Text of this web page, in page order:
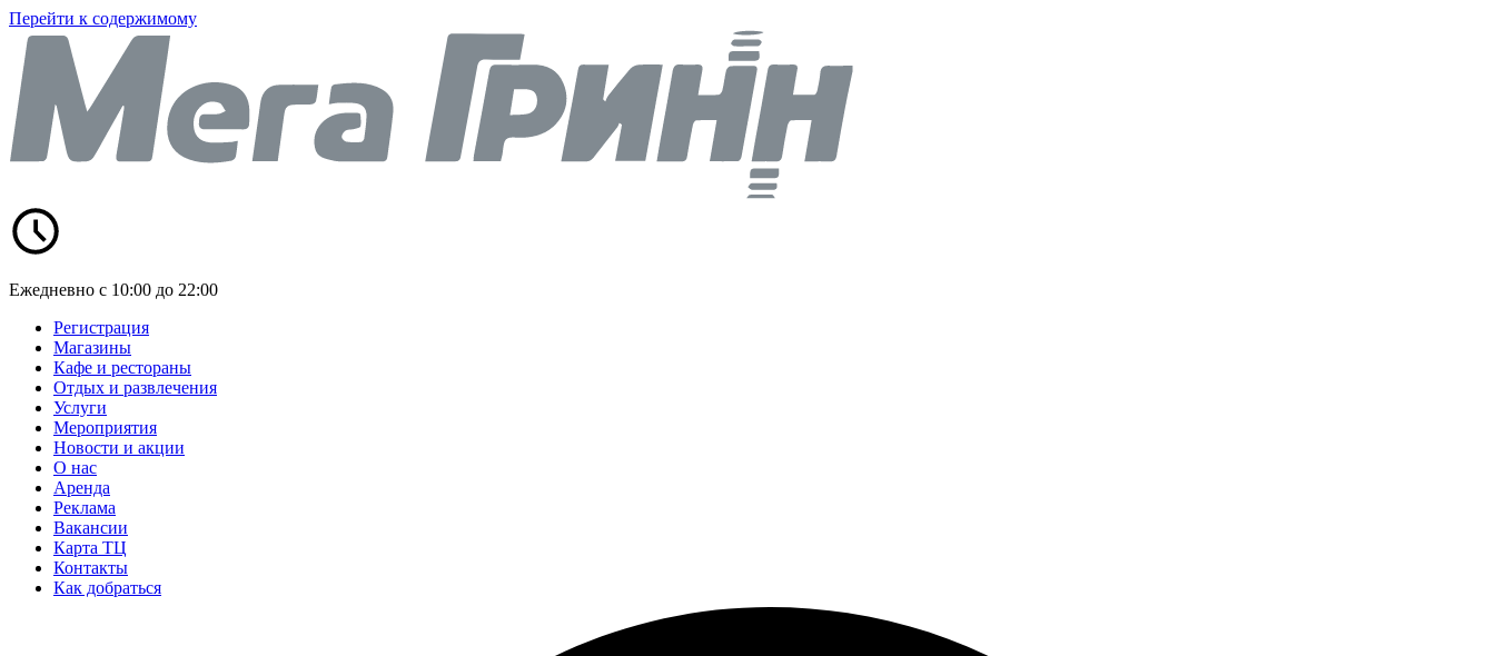
Перейти к содержимому
Ежедневно с 10:00 до 22:00
Регистрация
Магазины
Кафе и рестораны
Отдых и развлечения
Услуги
Мероприятия
Новости и акции
О нас
Аренда
Реклама
Вакансии
Карта ТЦ
Контакты
Как добраться